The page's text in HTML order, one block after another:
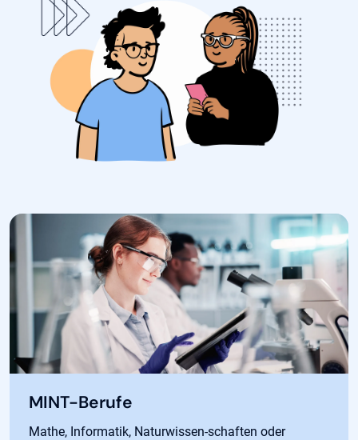
MINT-Berufe
Mathe, Informatik, Naturwissen-schaften oder